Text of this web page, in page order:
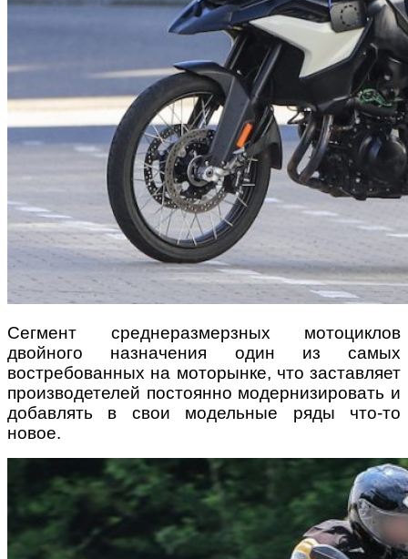
Сегмент среднеразмерзных мотоциклов
двойного назначения один из самых
востребованных на моторынке, что заставляет
производетелей постоянно модернизировать и
добавлять в свои модельные ряды что-то
новое.